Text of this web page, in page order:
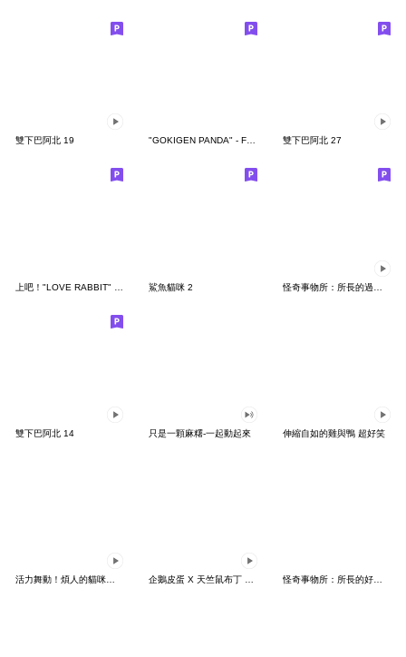
雙下巴阿北 19 "GOKIGEN PANDA" - Feeling / global 雙下巴阿北 27
鯊魚貓咪 2
雙下巴阿北 14 只是一顆麻糬-一起動起來 伸縮自如的雞與鴨 超好笑
活力舞動！煩人的貓咪★迷你版 2 企鵝皮蛋 X 天竺鼠布丁 有點厭世 怪奇事物所：所長的好日子要來力